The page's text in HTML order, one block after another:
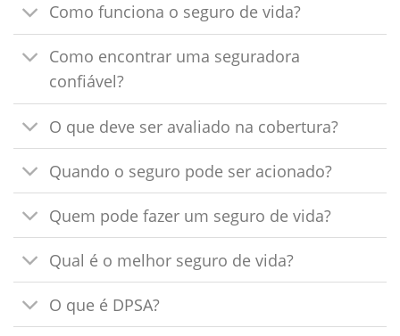
Como funciona o seguro de vida?
Como encontrar uma seguradora
confiável?
O que deve ser avaliado na cobertura?
Quando o seguro pode ser acionado?
Quem pode fazer um seguro de vida?
Qual é o melhor seguro de vida?
O que é DPSA?